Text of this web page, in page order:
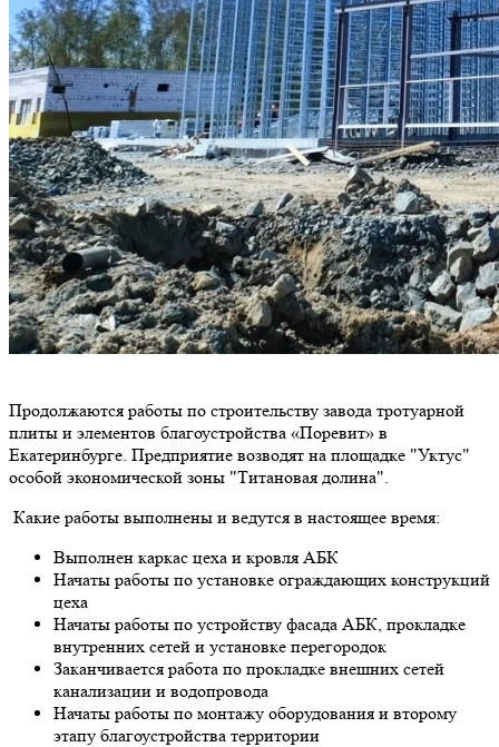
Продолжаются работы по строительству завода тротуарной
плиты и элементов благоустройства «Поревит» в
Екатеринбурге. Предприятие возводят на площадке "Уктус"
особой экономической зоны "Титановая долина".
Какие работы выполнены и ведутся в настоящее время:
Выполнен каркас цеха и кровля АБК
Начаты работы по установке ограждающих конструкций
цеха
Начаты работы по устройству фасада АБК, прокладке
внутренних сетей и установке перегородок
Заканчивается работа по прокладке внешних сетей
канализации и водопровода
Начаты работы по монтажу оборудования и второму
этапу благоустройства территории